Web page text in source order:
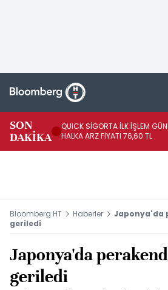
SON
DAKİKA
QUICK SİGORTA İLK İŞLEM
HALKA ARZ FİYATI 76,60 TL
Bloomberg HT Haberler
Japonya'da
geriledi
Japonya'da
geriledi